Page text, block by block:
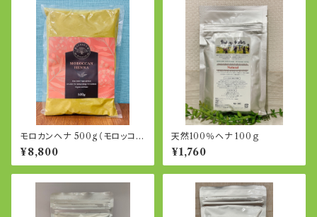
モロカンヘナ 500g（モロッコ産
ヘナ）
¥8,800
天然100％ヘナ 100ｇ
¥1,760